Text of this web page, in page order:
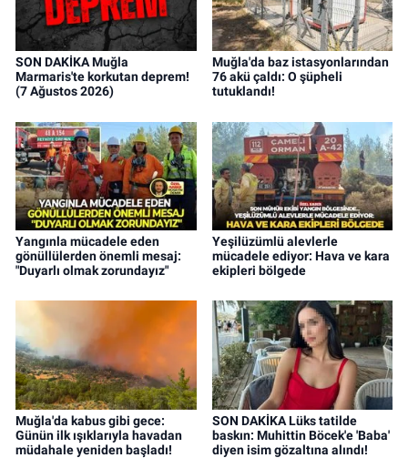
SON DAKİKA Muğla
Marmaris'te korkutan deprem!
(7 Ağustos 2026)
Muğla'da baz istasyonlarından
76 akü çaldı: O şüpheli
tutuklandı!
Yangınla mücadele eden
gönüllülerden önemli mesaj:
"Duyarlı olmak zorundayız"
Yeşilüzümlü alevlerle
mücadele ediyor: Hava ve kara
ekipleri bölgede
Muğla'da kabus gibi gece:
Günün ilk ışıklarıyla havadan
müdahale yeniden başladı!
SON DAKİKA Lüks tatilde
baskın: Muhittin Böcek'e 'Baba'
diyen isim gözaltına alındı!